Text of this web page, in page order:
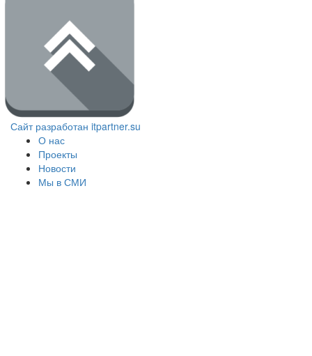
Сайт разработан itpartner.su
О нас
Проекты
Новости
Мы в СМИ